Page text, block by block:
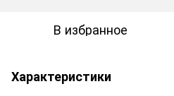
В избранное
Характеристики